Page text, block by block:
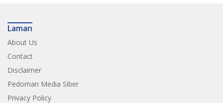
Laman
About Us
Contact
Disclaimer
Pedoman Media Siber
Privacy Policy